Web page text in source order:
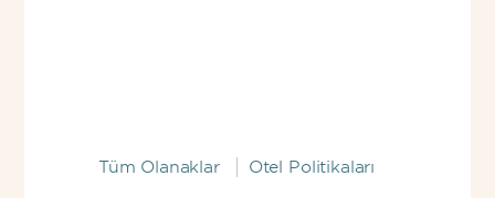
Tüm Olanaklar Otel Politikaları